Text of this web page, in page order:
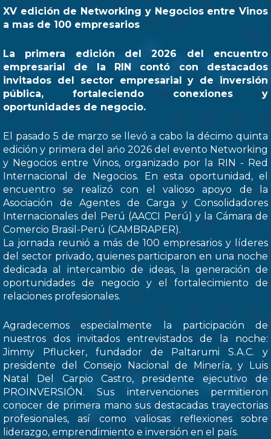
XV edición de Networking y Negocios entre Vinos
a mas de 100 empresarios
La primera edición del 2026 del encuentro
empresarial de la RIN contó con destacados
invitados del sector empresarial y de inversión
pública, fortaleciendo conexiones y
oportunidades de negocio.
El pasado 5 de marzo se llevó a cabo la décimo quinta
edición y primera del ańo 2026 del evento Networking
y Negocios entre Vinos, organizado por la RIN - Red
Internacional de Negocios. En esta oportunidad, el
encuentro se realizó con el valioso apoyo de la
Asociación de Agentes de Carga y Consolidadores
Internacionales del Perú (AACCI Perú) y la Cámara de
Comercio Brasil-Perú (CAMBRAPER).
La jornada reunió a más de 100 empresarios y líderes
del sector privado, quienes participaron en una noche
dedicada al intercambio de ideas, la generación de
oportunidades de negocio y el fortalecimiento de
relaciones profesionales.
Agradecemos especialmente la participación de
nuestros dos invitados entrevistados de la noche:
Jimmy Pflucker, fundador de Paltarumi S.A.C. y
presidente del Consejo Nacional de Minería, y Luis
Natal Del Carpio Castro, presidente ejecutivo de
PROINVERSIÓN. Sus intervenciones permitieron
conocer de primera mano sus destacadas trayectorias
profesionales, así como valiosas reflexiones sobre
liderazgo, emprendimiento e inversión en el país.